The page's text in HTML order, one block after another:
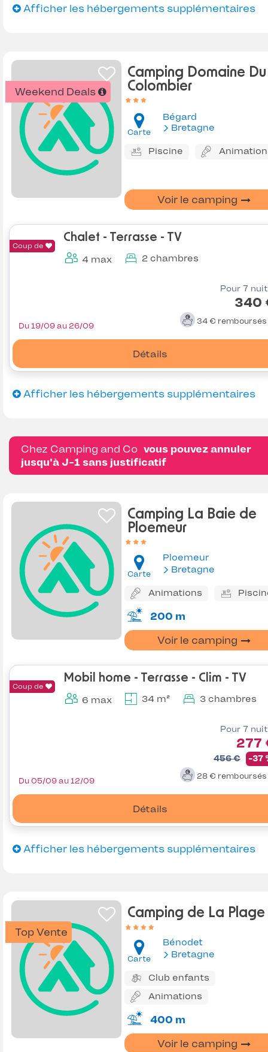
Afficher les hébergements supplémentaires
Weekend Deals
Camping Domaine Du
Colombier
Carte
Bégard
Bretagne
Piscine
Voir le camping
Coup de
Chalet - Terrasse - TV
4 max 2 chambres
Pour 7
340
34 € remboursés
Détails
Du 19/09 au 26/09
Afficher les hébergements supplémentaires
Chez Camping and Co vous pouvez annuler
jusqu'à J-1 sans justificatif
Camping La Baie de
Ploemeur
Carte
Ploemeur
Bretagne
Animations
200 m
Voir le camping
Coup de
Mobil home - Terrasse - Clim - TV
6 max 34 m² 3 chambres
Pour 7
277
456 € -37
28 € remboursés
Détails
Du 05/09 au 12/09
Afficher les hébergements supplémentaires
Top Vente
Camping de La Plage
Carte
Bénodet
Bretagne
Club enfants
Animations
400 m
Voir le camping